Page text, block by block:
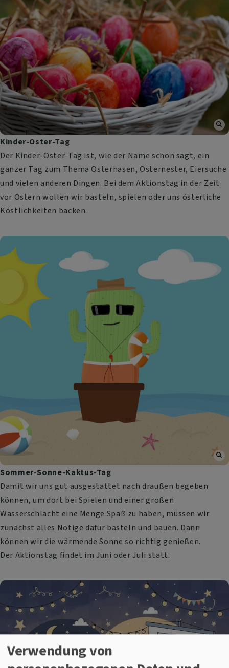
Kinder-Oster-Tag
Der Kinder-Oster-Tag ist, wie der Name schon sagt, ein
ganzer Tag zum Thema Osterhasen, Osternester, Eiersuche
und vielen anderen Dingen. Bei dem Aktionstag in der Zeit
vor Ostern wollen wir basteln, spielen oder uns österliche
Köstlichkeiten backen.
Sommer-Sonne-Kaktus-Tag
Damit wir uns gut ausgestattet nach draußen begeben
können, um dort bei Spielen und einer großen
Wasserschlacht eine Menge Spaß zu haben, müssen wir
zunächst alles Nötige dafür basteln und bauen. Dann
können wir die wärmende Sonne so richtig genießen.
Der Aktionstag findet im Juni oder Juli statt.
Verwendung von